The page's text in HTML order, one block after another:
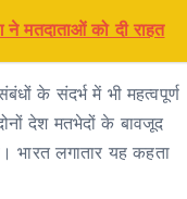
मतदाताओं को दी राहत
के संदर्भ में भी महत्वपूर्ण
देश मतभेदों के बावजूद
लगातार यह कहता